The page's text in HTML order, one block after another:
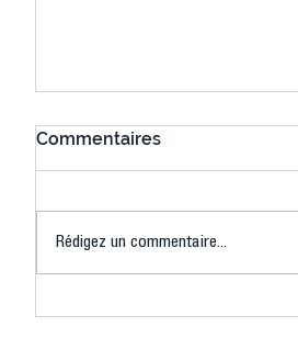
Ping ? Quand le tennis de
Commentaires
Rédigez un commentaire...